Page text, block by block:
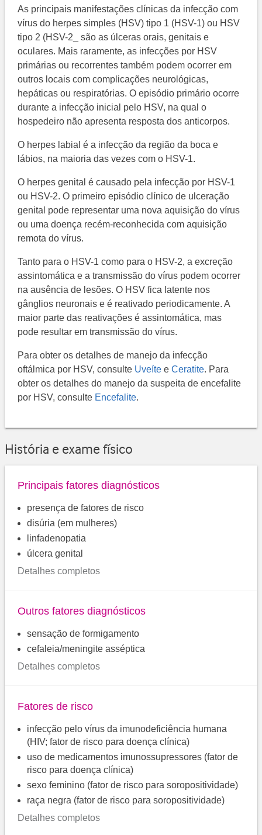
As principais manifestações clínicas da infecção com
vírus do herpes simples (HSV) tipo 1 (HSV-1) ou HSV
tipo 2 (HSV-2_ são as úlceras orais, genitais e
oculares. Mais raramente, as infecções por HSV
primárias ou recorrentes também podem ocorrer em
outros locais com complicações neurológicas,
hepáticas ou respiratórias. O episódio primário ocorre
durante a infecção inicial pelo HSV, na qual o
hospedeiro não apresenta resposta dos anticorpos.
O herpes labial é a infecção da região da boca e
lábios, na maioria das vezes com o HSV-1.
O herpes genital é causado pela infecção por HSV-1
ou HSV-2. O primeiro episódio clínico de ulceração
genital pode representar uma nova aquisição do vírus
ou uma doença recém-reconhecida com aquisição
remota do vírus.
Tanto para o HSV-1 como para o HSV-2, a excreção
assintomática e a transmissão do vírus podem ocorrer
na ausência de lesões. O HSV fica latente nos
gânglios neuronais e é reativado periodicamente. A
maior parte das reativações é assintomática, mas
pode resultar em transmissão do vírus.
Para obter os detalhes de manejo da infecção
oftálmica por HSV, consulte Uveíte eCeratite. Para
obter os detalhes do manejo da suspeita de encefalite
por HSV, consulte Encefalite.
História e exame físico
Principais fatores diagnósticos
presença de fatores de risco
disúria (em mulheres)
linfadenopatia
úlcera genital
Detalhes completos
Outros fatores diagnósticos
sensação de formigamento
cefaleia/meningite asséptica
Detalhes completos
Fatores de risco
infecção pelo vírus da imunodeficiência humana
(HIV; fator de risco para doença clínica)
uso de medicamentos imunossupressores (fator de
risco para doença clínica)
sexo feminino (fator de risco para soropositividade)
raça negra (fator de risco para soropositividade)
Detalhes completos